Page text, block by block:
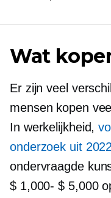
Wat
Er zijn veel
mensen kopen
In werkelijkheid,
onderzoek uit 2022
ondervraagde
$ 1,000- $ 5,000